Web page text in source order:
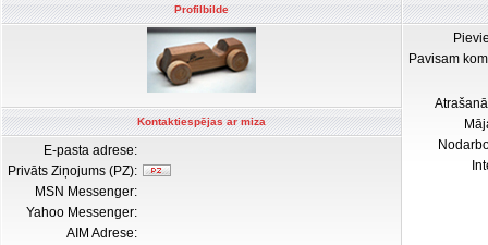
Profilbilde
Pavisam
Kontaktiespējas ar miza
E-pasta adrese:
Privāts Ziņojums (PZ):
MSN Messenger:
Yahoo Messenger:
AIM Adrese: